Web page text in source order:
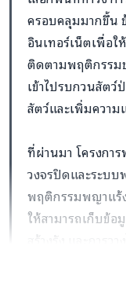
ครอบคลุมมากขึ้น
อินเทอร์เน็ตเพื่อใ
ติดตามพฤติกรรม
เข้าไปรบกวนสัตว์
สัตว์และเพิ่มความ
ที่ผ่านมา โครงกา
วงจรปิดและระบ
พฤติกรรมพญาแร้
ให้สามารถเก็บข้
สร้างรัง และการ
ป่า อย่างไรก็ตา
กล้องและกำลังพ